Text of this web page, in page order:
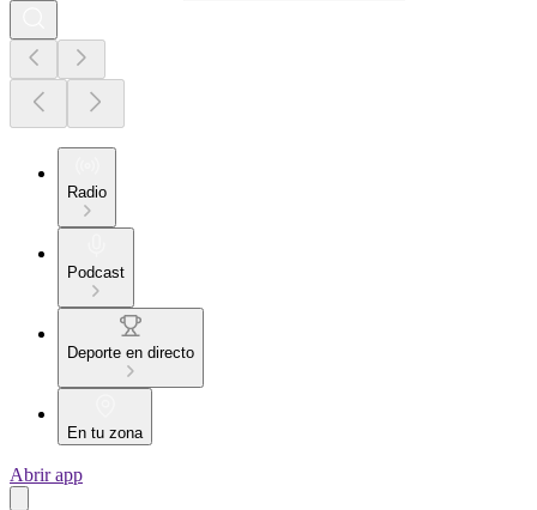
Radio
Podcast
Deporte en directo
En tu zona
Abrir app